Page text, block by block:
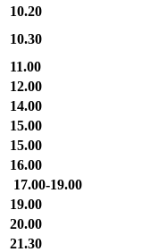
10.20
10.30
11.00
12.00
14.00
15.00
15.00
16.00
17.00-19.00
19.00
20.00
21.30